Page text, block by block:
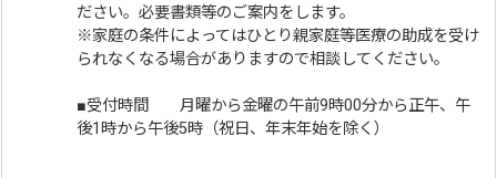
ださい。必要書類等のご案内をします。
※家庭の条件によってはひとり親家庭等医療の助成を受け
られなくなる場合がありますので相談してください。
■受付時間 月曜から金曜の午前9時00分から正午、午
後1時から午後5時（祝日、年末年始を除く）